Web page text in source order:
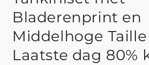
Bladerenprint en
Middelhoge Taille
Laatste dag 80%